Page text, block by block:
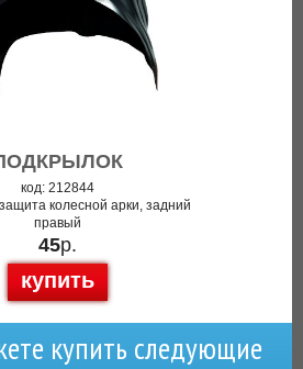
код: 212844
колесной арки, задний
правый
45р.
купить
купить следующие